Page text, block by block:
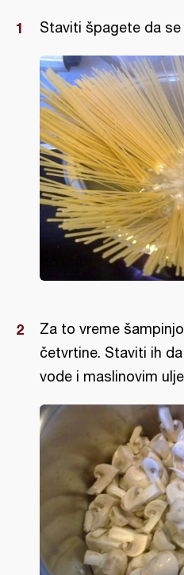
Staviti špagete da se
Za to vreme
četvrtine. Staviti ih
vode i maslinovim